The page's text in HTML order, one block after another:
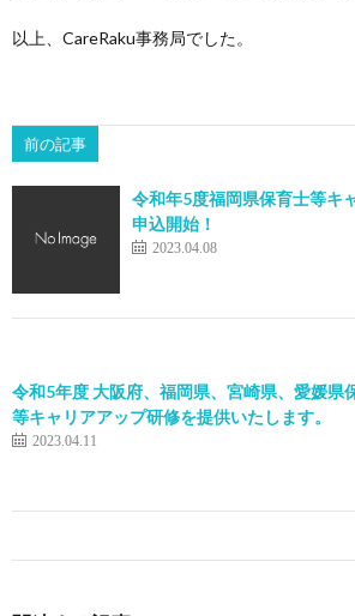
以上、CareRaku事務局でした。
前の記事
令和年5度福岡県保育士等キ
申込開始！
2023.04.08
令和5年度 大阪府、福岡県、宮崎県、愛媛県
等キャリアアップ研修を提供いたします。
2023.04.11